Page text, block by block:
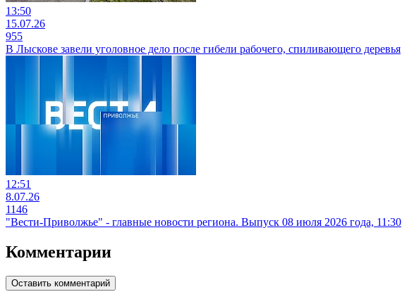
13:50
15.07.26
955
В Лыскове завели уголовное дело после гибели рабочего, спиливающего деревья
12:51
8.07.26
1146
"Вести-Приволжье" - главные новости региона. Выпуск 08 июля 2026 года, 11:30
Комментарии
Оставить комментарий